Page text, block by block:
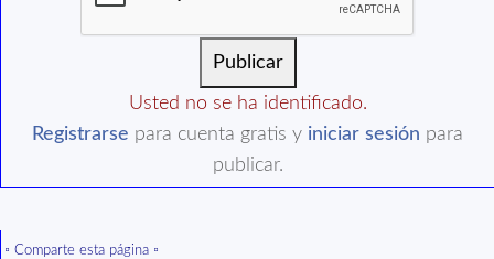
Usted no se ha identificado.
Registrarse para cuenta gratis y iniciar sesión para
publicar.
▫️ Comparte esta página ▫️